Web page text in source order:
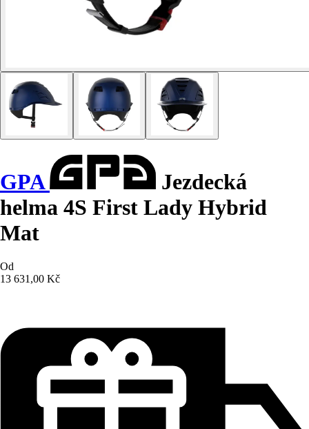
GPA
Jezdecká
helma 4S First Lady Hybrid
Mat
Od
13 631,00 Kč